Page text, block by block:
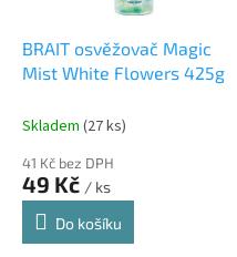
BRAIT osvěžovač Magic
Mist White Flowers 425g
Skladem (27 ks)
41 Kč bez DPH
49 Kč / ks
Do košíku